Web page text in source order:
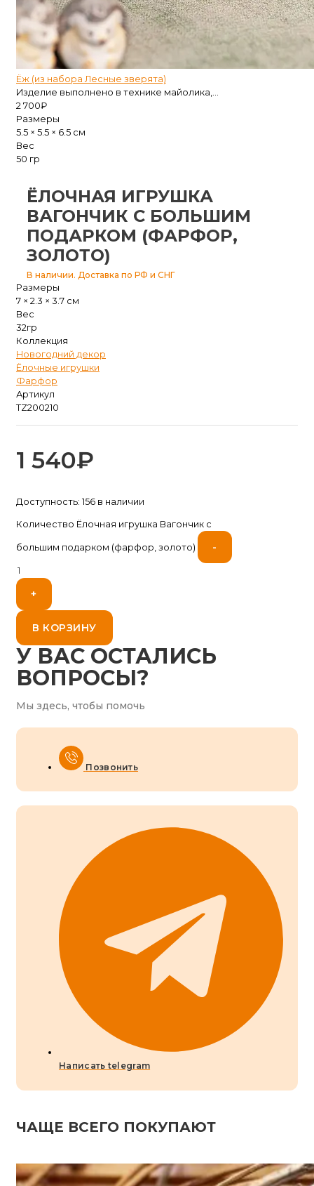
Ёж (из набора Лесные зверята)
Изделие выполнено в технике майолика,...
2 700₽
Размеры
5.5 × 5.5 × 6.5 см
Вес
50 гр
ЁЛОЧНАЯ ИГРУШКА
ВАГОНЧИК С БОЛЬШИМ
ПОДАРКОМ (ФАРФОР,
ЗОЛОТО)
В наличии. Доставка по РФ и СНГ
Размеры
7 × 2.3 × 3.7 см
Вес
32гр
Коллекция
Новогодний декор
Ёлочные игрушки
Фарфор
Артикул
TZ200210
1 540₽
Доступность: 156 в наличии
Количество Ёлочная игрушка Вагончик с
большим подарком (фарфор, золото) -
+
В КОРЗИНУ
У ВАС ОСТАЛИСЬ
ВОПРОСЫ?
Мы здесь, чтобы помочь
Позвонить
Написать telegram
ЧАЩЕ ВСЕГО ПОКУПАЮТ